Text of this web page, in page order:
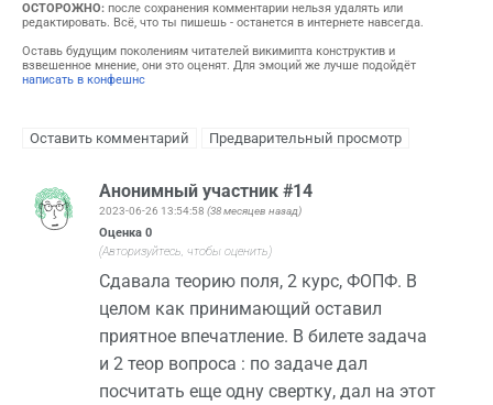
ОСТОРОЖНО: после сохранения комментарии нельзя удалять или
редактировать. Всё, что ты пишешь - останется в интернете навсегда.
Оставь будущим поколениям читателей викимипта конструктив и
взвешенное мнение, они это оценят. Для эмоций же лучше подойдёт
написать в конфешнс
Анонимный участник #14
2023-06-26 13:54:58 (38 месяцев назад)
Оценка 0
(Авторизуйтесь, чтобы оценить)
Сдавала теорию поля, 2 курс, ФОПФ. В
целом как принимающий оставил
приятное впечатление. В билете задача
и 2 теор вопроса : по задаче дал
посчитать еще одну свертку, дал на этот